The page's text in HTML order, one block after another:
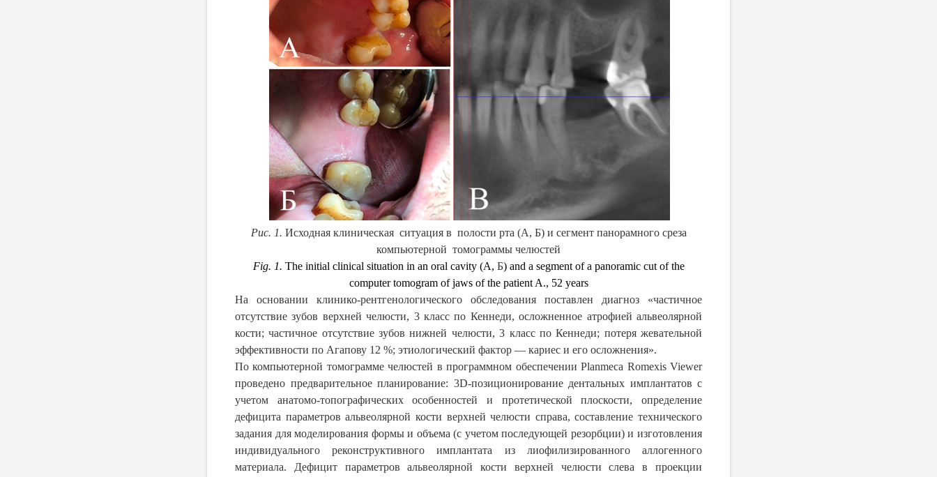
Рис. 1. Исходная клиническая ситуация в полости рта (А, Б) и сегмент панорамного среза
компьютерной томограммы челюстей
Fig. 1. The initial clinical situation in an oral cavity (A, Б) and a segment of a panoramic cut of the
computer tomogram of jaws of the patient A., 52 years
На основании клинико-рентгенологического обследования поставлен диагноз «частичное
отсутствие зубов верхней челюсти, 3 класс по Кеннеди, осложненное атрофией альвеолярной
кости; частичное отсутствие зубов нижней челюсти, 3 класс по Кеннеди; потеря жевательной
эффективности по Агапову 12 %; этиологический фактор — кариес и его осложнения».
По компьютерной томограмме челюстей в программном обеспечении Planmeca Romexis Viewer
проведено предварительное планирование: 3D-позиционирование дентальных имплантатов с
учетом анатомо-топографических особенностей и протетической плоскости, определение
дефицита параметров альвеолярной кости верхней челюсти справа, составление технического
задания для моделирования формы и объема (с учетом последующей резорбции) и изготовления
индивидуального реконструктивного имплантата из лиофилизированного аллогенного
материала. Дефицит параметров альвеолярной кости верхней челюсти слева в проекции